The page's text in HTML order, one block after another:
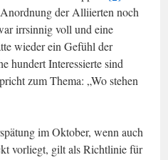
der Alliierten noch
irrsinnig voll und eine
wieder ein Gefühl der
hundert Interessierte sind
zum Thema: „Wo stehen
im Oktober, wenn auch
vorliegt, gilt als Richtlinie für